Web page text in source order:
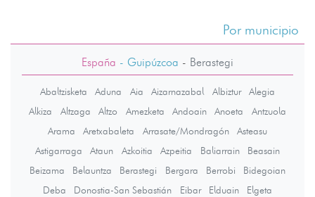
Por municipio
España - Guipúzcoa - Berastegi
Abaltzisketa Aduna Aia Aizarnazabal Albiztur
Alegia
Alkiza
Altzaga Altzo Amezketa Andoain Anoeta
Antzuola
Arama
Aretxabaleta Arrasate/Mondragón
Asteasu
Astigarraga
Ataun Azkoitia Azpeitia Baliarrain
Beasain
Beizama
Belauntza Berastegi Bergara Berrobi
Bidegoian
Deba
Donostia-San Sebastián Eibar Elduain
Elgeta